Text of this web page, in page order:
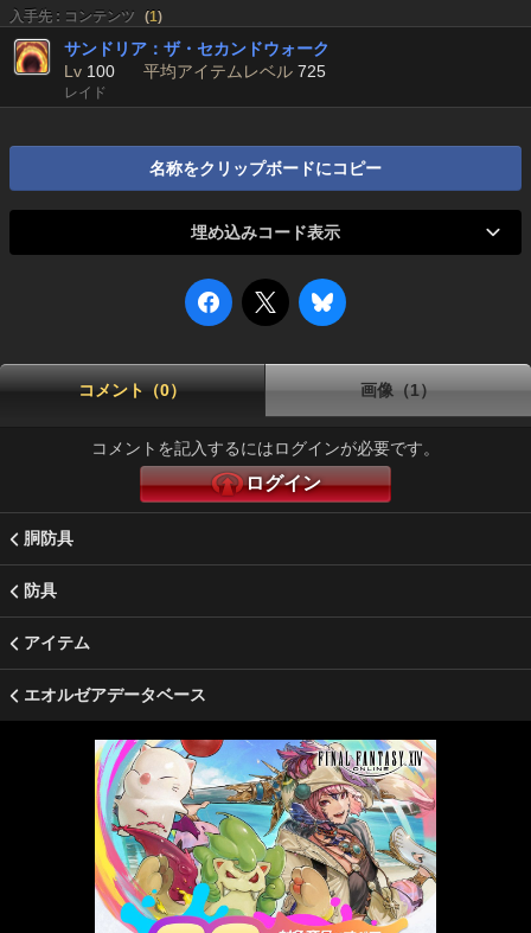
入手先 : コンテンツ (1)
サンドリア：ザ・セカンドウォーク
Lv 100 平均アイテムレベル 725
レイド
名称をクリップボードにコピー
埋め込みコード表示
コメント（0） 画像（1）
コメントを記入するにはログインが必要です。
ログイン
胴防具
防具
アイテム
エオルゼアデータベース